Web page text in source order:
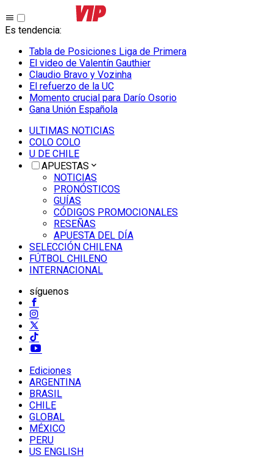
Es tendencia:
Tabla de Posiciones Liga de Primera
El video de Valentín Gauthier
Claudio Bravo y Vozinha
El refuerzo de la UC
Momento crucial para Darío Osorio
Gana Unión Española
ULTIMAS NOTICIAS
COLO COLO
U DE CHILE
APUESTAS
NOTICIAS
PRONÓSTICOS
GUÍAS
CÓDIGOS PROMOCIONALES
RESEÑAS
APUESTA DEL DÍA
SELECCIÓN CHILENA
FÚTBOL CHILENO
INTERNACIONAL
síguenos
Ediciones
ARGENTINA
BRASIL
CHILE
GLOBAL
MÉXICO
PERU
US ENGLISH